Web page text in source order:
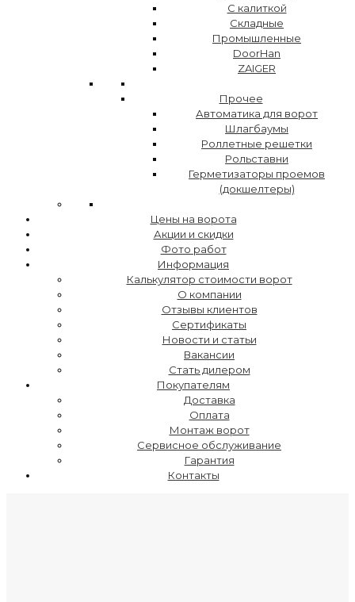
С калиткой
Складные
Промышленные
DoorHan
ZAIGER
Прочее
Автоматика для ворот
Шлагбаумы
Роллетные решетки
Рольставни
Герметизаторы проемов
(докшелтеры)
Цены на ворота
Акции и скидки
Фото работ
Информация
Калькулятор стоимости ворот
О компании
Отзывы клиентов
Сертификаты
Новости и статьи
Вакансии
Стать дилером
Покупателям
Доставка
Оплата
Монтаж ворот
Сервисное обслуживание
Гарантия
Контакты